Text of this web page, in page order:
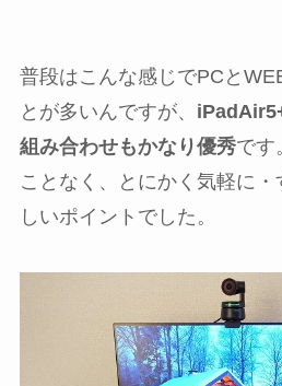
普段はこんな感じでPCと
とが多いんですが、
組み合わせもかなり優秀です
ことなく、とにかく気軽に
しいポイントでした。